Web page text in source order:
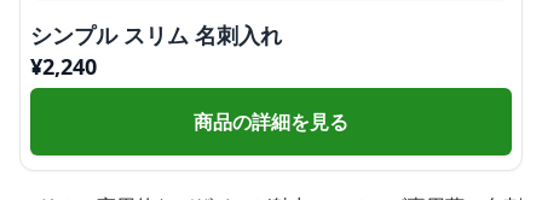
シンプル スリム 名刺入れ
¥2,240
商品の詳細を見る